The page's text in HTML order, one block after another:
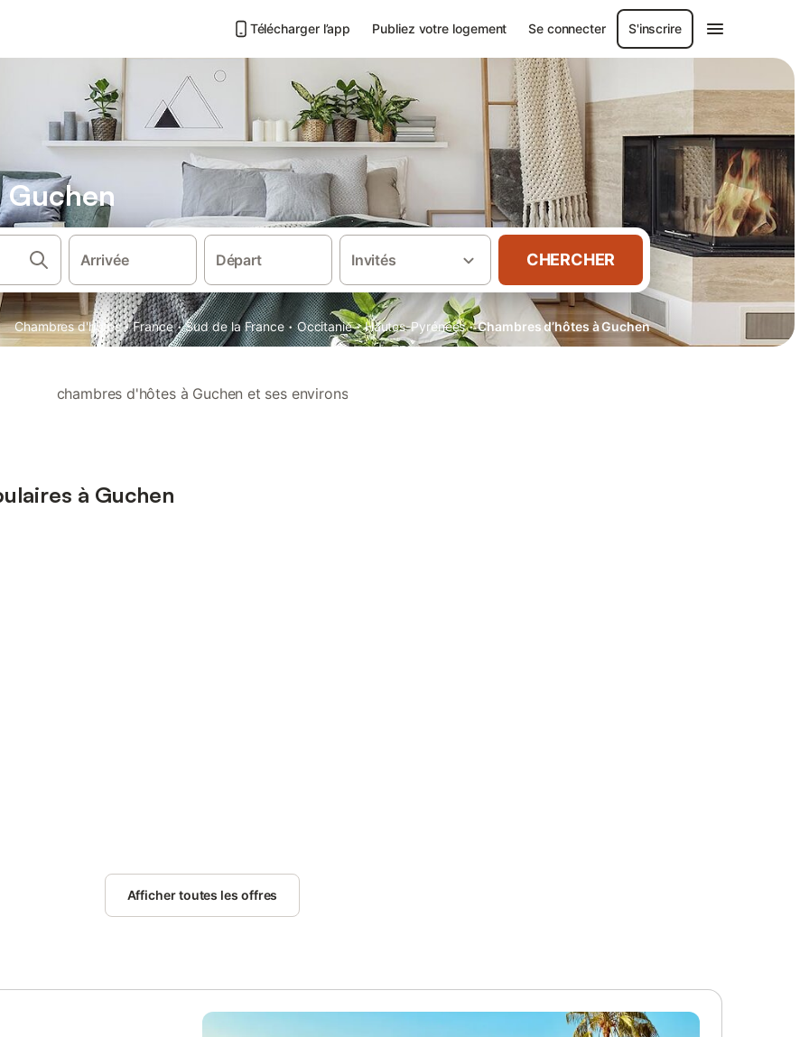
Télécharger l’app Publiez votre logement Se connecter S'inscrire
Arrivée Départ Invités CHERCHER
Chambres d'hôtes · France · Sud de la France · Occitanie · Hautes-Pyrénées · Chambres d’hôtes à Guchen
chambres d'hôtes à Guchen et ses environs
à Guchen
Afficher toutes les offres